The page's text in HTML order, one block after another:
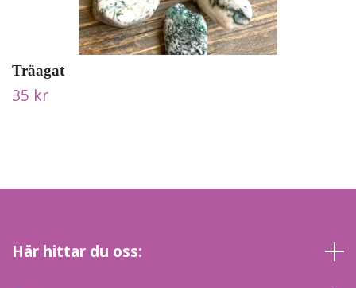
Träagat
35 kr
Här hittar du oss: